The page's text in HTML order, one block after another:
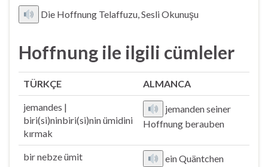
Die Hoffnung Telaffuzu, Sesli Okunuşu
Hoffnung ile ilgili cümleler
TÜRKÇE ALMANCA
jemandes |
biri(si)ninbiri(si)nin ümidini
kırmak
jemanden seiner
Hoffnung berauben
bir nebze ümit
ein Quäntchen